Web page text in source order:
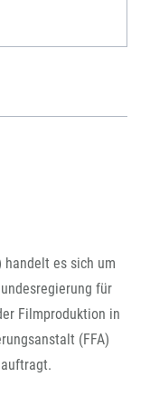
handelt es sich um
für
Filmproduktion in
(FFA)